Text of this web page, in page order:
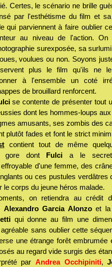
Certes, le scénario ne brille
par l'esthétisme du film et
qui parviennent à faire oublier
au niveau de l'action.
surexposée, sa
voulues ou non. Soyons
plus le film qu'ils ne le
à l'ensemble un coté
de brouillard renforcent.
se contente de présenter tout
dont les hommes-loups
amusants, ses zombis des
plutôt fades et font le strict
contient tout de même
gore dont Fulci a le secret
d'une femme, des
ou ces pustules verdâtres
le corps du jeune héros malade.
on retiendra au crédit
Alexandro Garcia Alonzoet la
qui donne au film une
sans oublier cette
une étrange forêt embrumée
au regard vide surgis des
par Andrea Occhipiniti,